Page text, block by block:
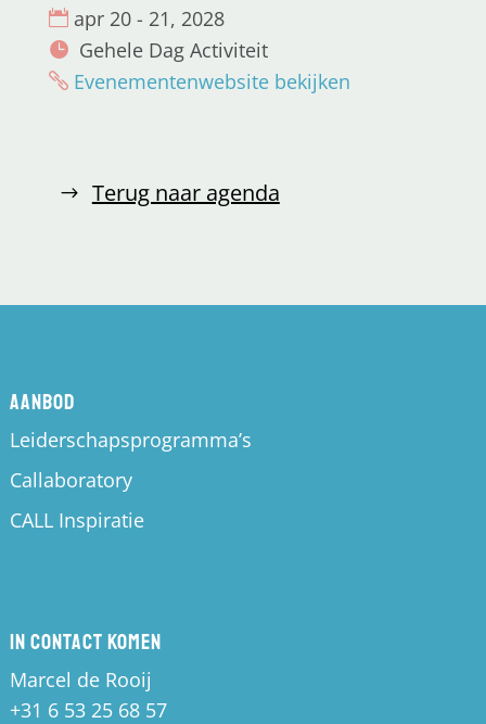
apr 20 - 21, 2028
Gehele Dag Activiteit
Evenementenwebsite bekijken
Terug naar agenda
Aanbod
Leiderschapsprogramma’s
Callaboratory
CALL Inspiratie
In contact komen
Marcel de Rooij
+31 6 53 25 68 57